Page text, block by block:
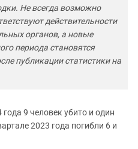
Не всегда возможно
действительности
органов, а новые
периода становятся
публикации статистики на
года 9 человек убито и один
2023 года погибли 6 и